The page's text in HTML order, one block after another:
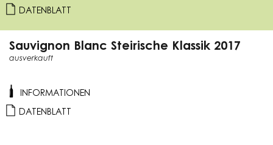
DATENBLATT
Sauvignon Blanc Steirische Klassik 2017
ausverkauft
INFORMATIONEN
DATENBLATT